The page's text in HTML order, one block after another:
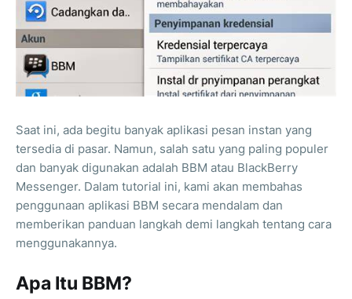
Saat ini, ada begitu banyak aplikasi pesan instan yang
tersedia di pasar. Namun, salah satu yang paling populer
dan banyak digunakan adalah BBM atau BlackBerry
Messenger. Dalam tutorial ini, kami akan membahas
penggunaan aplikasi BBM secara mendalam dan
memberikan panduan langkah demi langkah tentang cara
menggunakannya.
Apa Itu BBM?